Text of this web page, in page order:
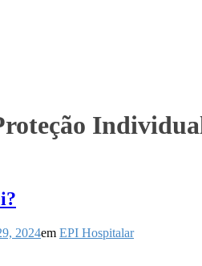
2024em EPI Hospitalar